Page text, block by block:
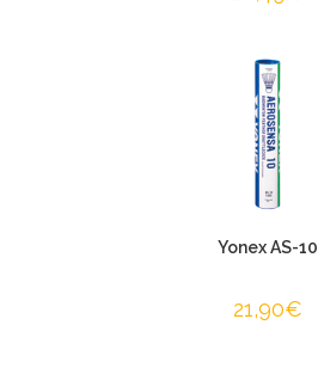
Yonex AS-10
21,90€